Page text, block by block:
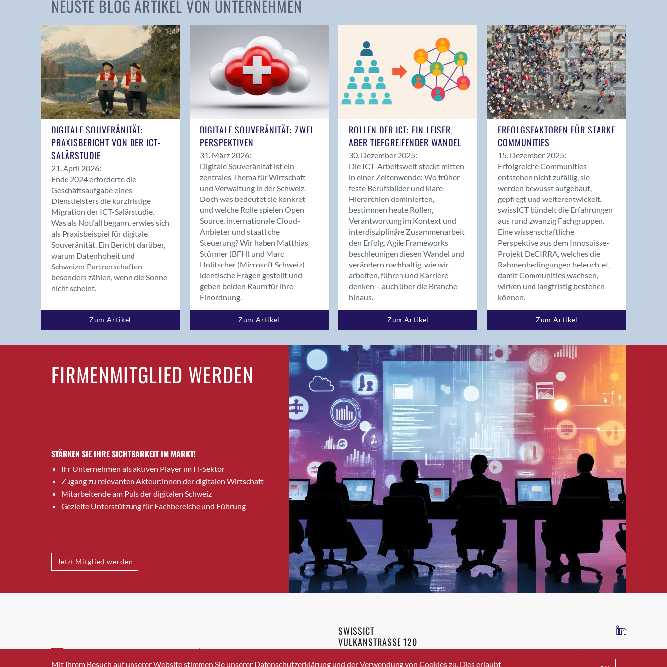
Andelfingen
Balsthal
Balzers
Bassersdorf
Benken (SG)
Bergdietikon
Bern - Liebefeld
Birsfelden
Bolligen
Bonaduz
Bonstetten
Bottighofen
Bremgarten bei Bern
Brig-Glis
Bronschhofen
Brugg
Brugg AG
Burgdorf
Bäretswil
Bülach
Cazis
Crissier
Davos Platz
NEUSTE BLOG ARTIKEL VON UNTERNEHMEN
DIGITALE SOUVERÄNITÄT:
PRAXISBERICHT VON DER ICT-
SALÄRSTUDIE
21. April 2026:
Ende 2024 erforderte die
Geschäftsaufgabe eines
Dienstleisters die kurzfristige
Migration der ICT-Salärstudie.
Was als Notfall begann, erwies sich
als Praxisbeispiel für digitale
Souveränität. Ein Bericht darüber,
warum Datenhoheit und
Schweizer Partnerschaften
besonders zählen, wenn die Sonne
nicht scheint.
Zum Artikel
DIGITALE SOUVERÄNITÄT: ZWEI
PERSPEKTIVEN
31. März 2026:
Digitale Souveränität ist ein
zentrales Thema für Wirtschaft
und Verwaltung in der Schweiz.
Doch was bedeutet sie konkret
und welche Rolle spielen Open
Source, internationale Cloud-
Anbieter und staatliche
Steuerung? Wir haben Matthias
Stürmer (BFH) und Marc
Holitscher (Microsoft Schweiz)
identische Fragen gestellt und
geben beiden Raum für ihre
Einordnung.
Zum Artikel
ROLLEN DER ICT: EIN LEISER,
ABER TIEFGREIFENDER WANDEL
30. Dezember 2025:
Die ICT-Arbeitswelt steckt mitten
in einer Zeitenwende: Wo früher
feste Berufsbilder und klare
Hierarchien dominierten,
bestimmen heute Rollen,
Verantwortung im Kontext und
interdisziplinäre Zusammenarbeit
den Erfolg. Agile Frameworks
beschleunigen diesen Wandel und
verändern nachhaltig, wie wir
arbeiten, führen und Karriere
denken – auch über die Branche
hinaus.
Zum Artikel
ERFOLGSFAKTOREN FÜR STARKE
COMMUNITIES
15. Dezember 2025:
Erfolgreiche Communities
entstehen nicht zufällig, sie
werden bewusst aufgebaut,
gepflegt und weiterentwickelt.
swissICT bündelt die Erfahrungen
aus rund zwanzig Fachgruppen.
Eine wissenschaftliche
Perspektive aus dem Innosuisse-
Projekt DeCIRRA, welches die
Rahmenbedingungen beleuchtet,
damit Communities wachsen,
wirken und langfristig bestehen
können.
Zum Artikel
FIRMENMITGLIED WERDEN
STÄRKEN SIE IHRE SICHTBARKEIT IM MARKT!
Ihr Unternehmen als aktiven Player im IT-Sektor
Zugang zu relevanten Akteur:innen der digitalen Wirtschaft
Mitarbeitende am Puls der digitalen Schweiz
Gezielte Unterstützung für Fachbereiche und Führung
Jetzt Mitglied werden
INFO@SWISSICT.CH +41 43 336 40 20
SWISSICT
VULKANSTRASSE 120
8048 ZURICH
IMPRESSUM DATENSCHUTZ AGB
Mit Ihrem Besuch auf unserer Website stimmen Sie unserer Datenschutzerklärung und der Verwendung von Cookies zu. Dies erlaubt